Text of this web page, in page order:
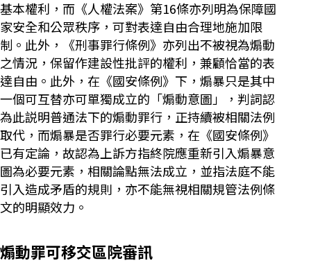
基本權利，而《人權法案》第16條亦列明為保障國
家安全和公眾秩序，可對表達自由合理地施加限
制。此外，《刑事罪行條例》亦列出不被視為煽動
之情況，保留作建設性批評的權利，兼顧恰當的表
達自由。此外，在《國安條例》下，煽暴只是其中
一個可互替亦可單獨成立的「煽動意圖」，判詞認
為此説明普通法下的煽動罪行，正持續被相關法例
取代，而煽暴是否罪行必要元素，在《國安條例》
已有定論，故認為上訴方指終院應重新引入煽暴意
圖為必要元素，相關論點無法成立，並指法庭不能
引入造成矛盾的規則，亦不能無視相關規管法例條
文的明顯效力。
煽動罪可移交區院審訊